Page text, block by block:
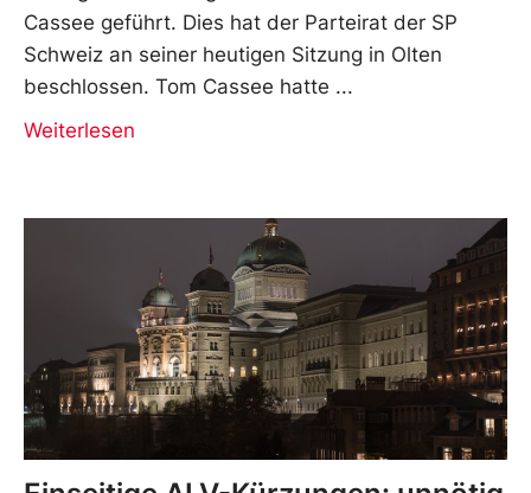
Cassee geführt. Dies hat der Parteirat der SP
Schweiz an seiner heutigen Sitzung in Olten
beschlossen. Tom Cassee hatte
Weiterlesen